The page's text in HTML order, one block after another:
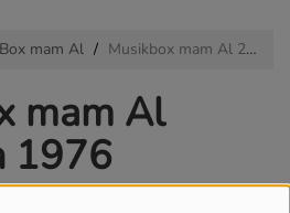
mam Al Musikbox mam Al 25.Woch 1976
mam Al
1976